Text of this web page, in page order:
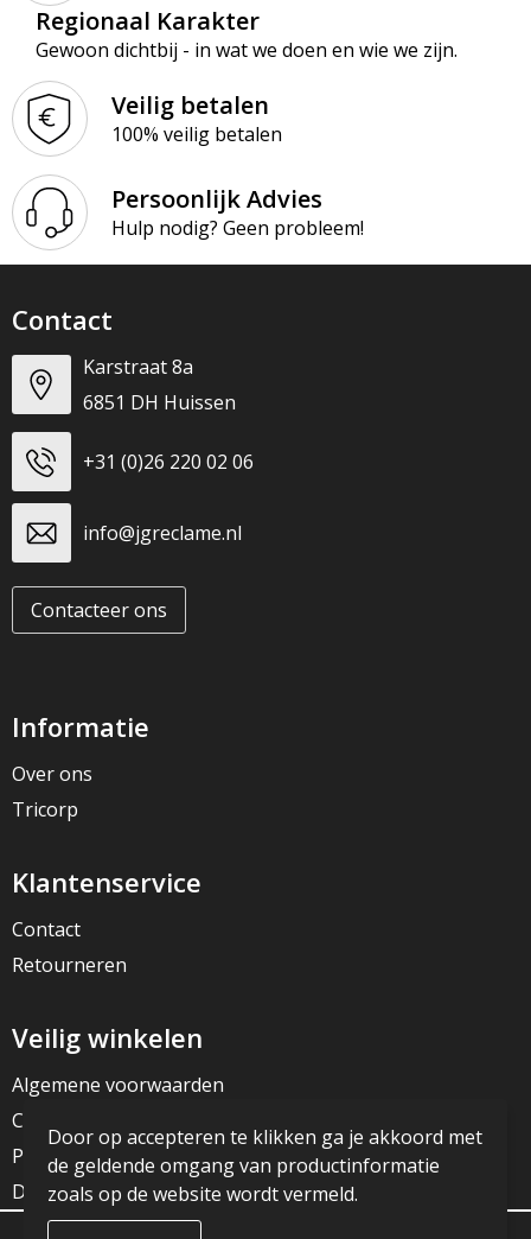
Regionaal Karakter
Gewoon dichtbij - in wat we doen en wie we zijn.
Veilig betalen
100% veilig betalen
Persoonlijk Advies
Hulp nodig? Geen probleem!
Contact
Karstraat 8a
6851 DH Huissen
+31 (0)26 220 02 06
info@jgreclame.nl
Contacteer ons
Informatie
Over ons
Tricorp
Klantenservice
Contact
Retourneren
Veilig winkelen
Algemene voorwaarden
Cookieverklaring
Privacyverklaring
Disclaimer
Door op accepteren te klikken ga je akkoord met
de geldende omgang van productinformatie
zoals op de website wordt vermeld.